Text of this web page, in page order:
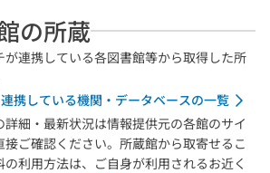
の所蔵
が連携している各図書館等から取得した所
連携している機関・データベースの一覧
細・最新状況は情報提供元の各館のサイ
接ご確認ください。所蔵館から取寄せるこ
利用方法は、ご自身が利用されるお近く